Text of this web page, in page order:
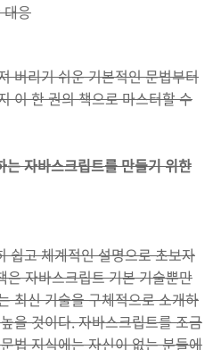
대응
버리기 쉬운 기본적인 문법부터
이 한 권의 책으로 마스터할 수
자바스크립트를 만들기 위한
쉽고 체계적인 설명으로 초보자
은 자바스크립트 기본 기술뿐만
최신 기술을 구체적으로 소개하
을 것이다. 자바스크립트를 조금
법 지식에는 자신이 없는 분들에